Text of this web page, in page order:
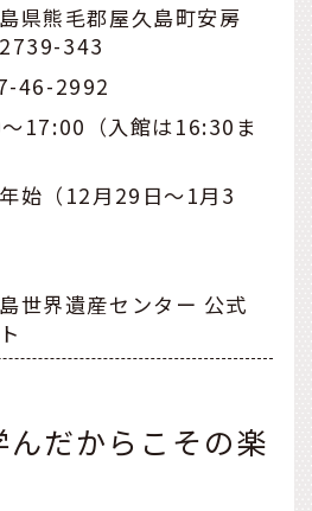
県熊毛郡屋久島町安房
343
46-2992
17:00（入館は16:30ま
始（12月29日〜1月3
世界遺産センター 公式
んだからこその楽